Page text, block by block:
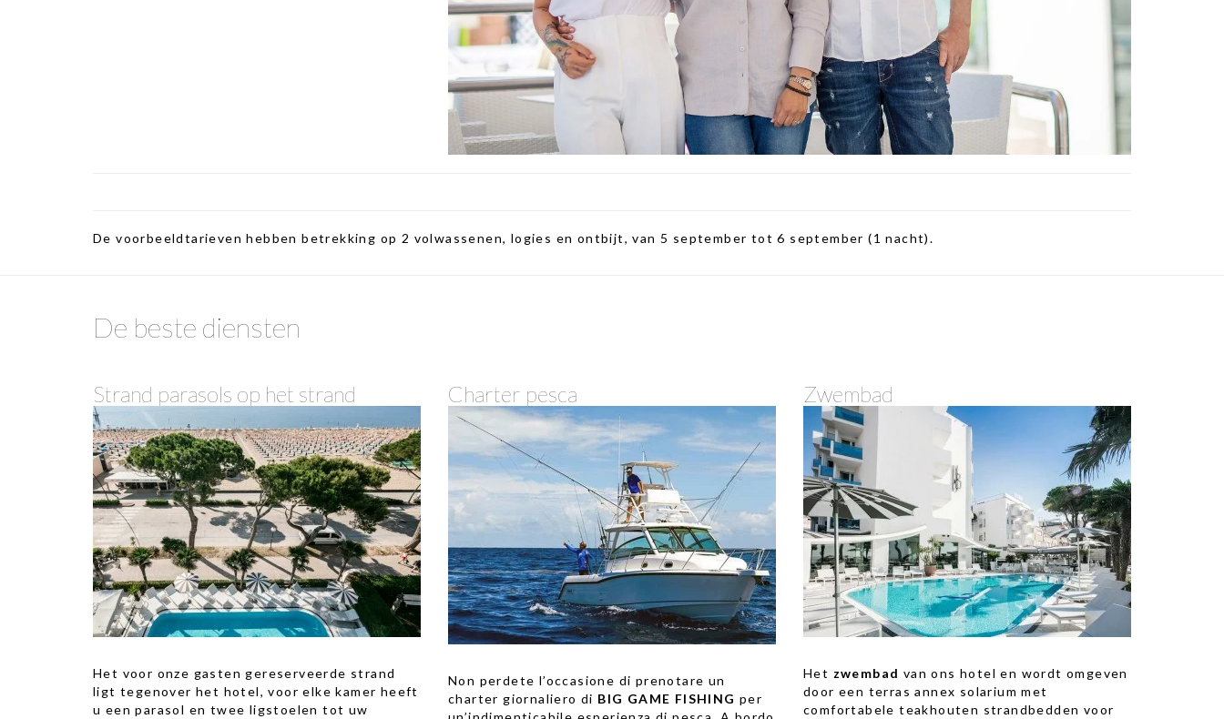
De voorbeeldtarieven hebben betrekking op 2 volwassenen, logies en ontbijt, van 5 september tot 6 september (1 nacht).
De beste diensten
Strand parasols op het strand
Het voor onze gasten gereserveerde strand
ligt tegenover het hotel, voor elke kamer heeft
u een parasol en twee ligstoelen tot uw
Charter pesca
Non perdete l’occasione di prenotare un
charter giornaliero di BIG GAME FISHING per
Zwembad
Het zwembad van ons hotel en wordt omgeven
door een terras annex solarium met
comfortabele teakhouten strandbedden voor